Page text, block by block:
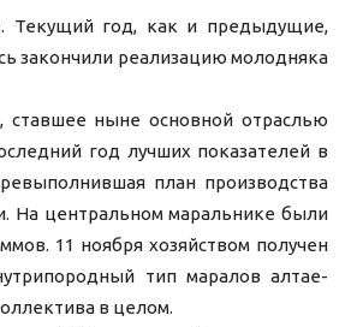
Текущий год, как и предыдущие,
закончили реализацию молодняка
ставшее ныне основной отраслью
год лучших показателей в
план производства
На центральном маральнике были
11 ноября хозяйством получен
тип маралов алтае-
в целом.